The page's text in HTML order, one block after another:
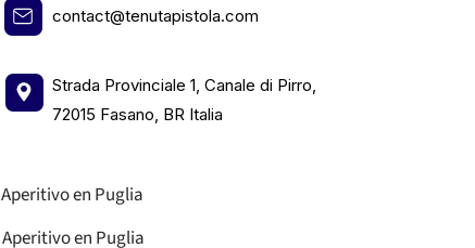
contact@tenutapistola.com
Strada Provinciale 1, Canale di Pirro,
72015 Fasano, BR Italia
Aperitivo en Puglia
Aperitivo en Puglia